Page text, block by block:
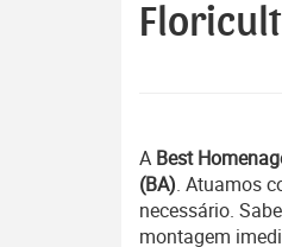
A Best
(BA). Atuamos
necessário.
montagem